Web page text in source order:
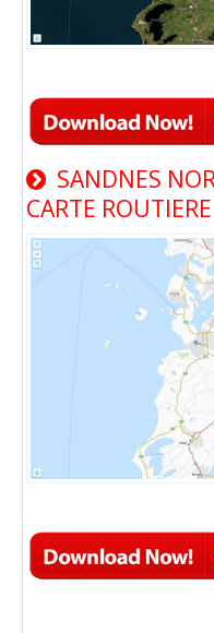
SANDNES
CARTE ROUTIERE